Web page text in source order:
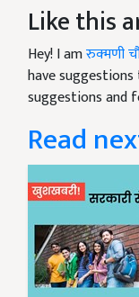
Like this
Hey! I amरुक्मणी
have
suggestions and
Read